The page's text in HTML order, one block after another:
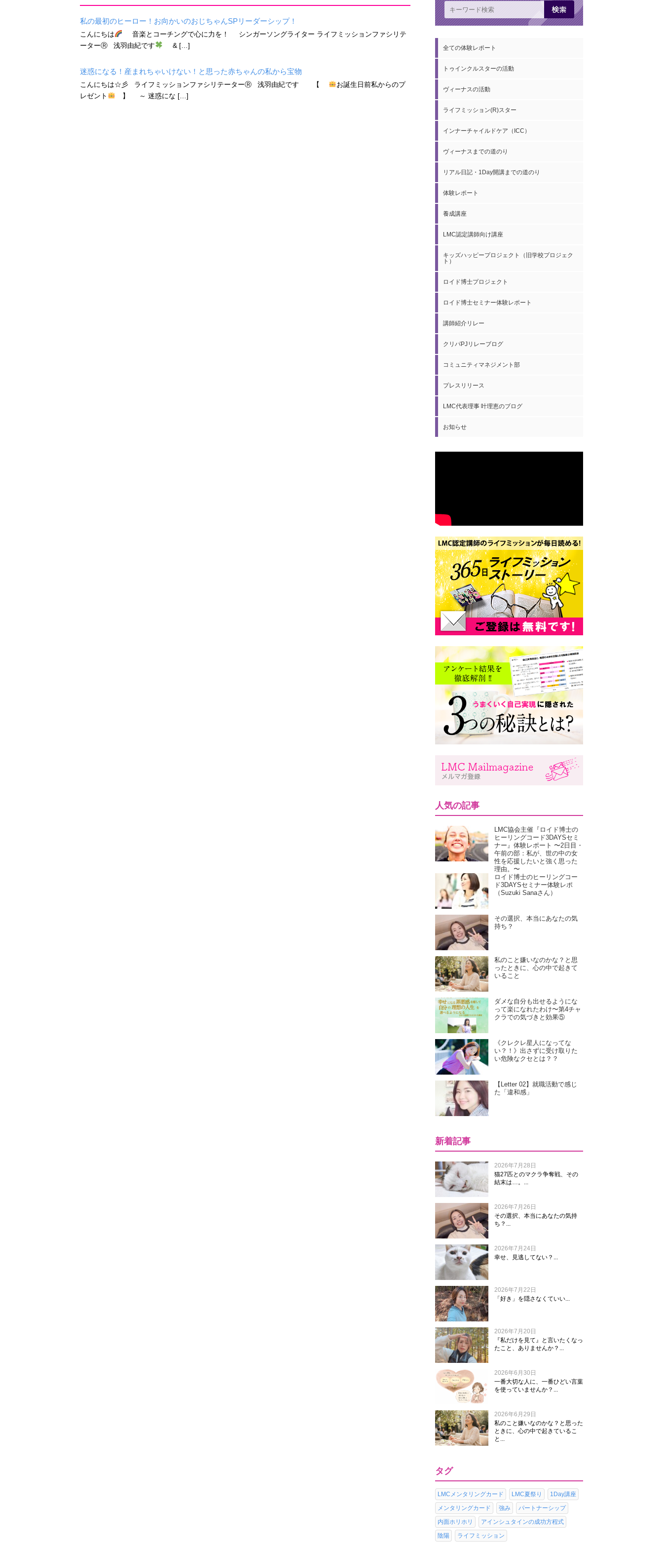
私の最初のヒーロー！お向かいのおじちゃんSPリーダーシップ！
こんにちは
音楽とコーチングで心に力を！ シンガーソングライター ライフミッションファシリテ
ーターⓇ 浅羽由紀です
& […]
迷惑になる！産まれちゃいけない！と思った赤ちゃんの私から宝物
こんにちは☆彡 ライフミッションファシリテーターⓇ 浅羽由紀です 【
お誕生日前私からのプ
レゼント
】 ～ 迷惑にな […]
全ての体験レポート
トゥインクルスターの活動
ヴィーナスの活動
ライフミッション(R)スター
インナーチャイルドケア（ICC）
ヴィーナスまでの道のり
リアル日記・1Day開講までの道のり
体験レポート
養成講座
LMC認定講師向け講座
キッズハッピープロジェクト（旧学校プロジェク
ト）
ロイド博士プロジェクト
ロイド博士セミナー体験レポート
講師紹介リレー
クリパPJリレーブログ
コミュニティマネジメント部
プレスリリース
LMC代表理事 叶理恵のブログ
お知らせ
人気の記事
LMC協会主催『ロイド博士の
ヒーリングコード3DAYSセミ
ナー』体験レポート 〜2日目・
午前の部：私が、世の中の女
性を応援したいと強く思った
理由。〜
ロイド博士のヒーリングコー
ド3DAYSセミナー体験レポ
（Suzuki Sanaさん）
その選択、本当にあなたの気
持ち？
私のこと嫌いなのかな？と思
ったときに、心の中で起きて
いること
ダメな自分も出せるようにな
って楽になれたわけ〜第4チャ
クラでの気づきと効果⑤
《クレクレ星人になってな
い？！》出さずに受け取りた
い危険なクセとは？？
【Letter 02】就職活動で感じ
た「違和感」
新着記事
2026年7月28日
猫27匹とのマクラ争奪戦、その
結末は…。...
2026年7月26日
その選択、本当にあなたの気持
ち？...
2026年7月24日
幸せ、見逃してない？...
2026年7月22日
「好き」を隠さなくていい...
2026年7月20日
『私だけを見て』と言いたくなっ
たこと、ありませんか？...
2026年6月30日
一番大切な人に、一番ひどい言葉
を使っていませんか？...
2026年6月29日
私のこと嫌いなのかな？と思った
ときに、心の中で起きているこ
と...
タグ
LMCメンタリングカード LMC夏祭り
1Day講座
メンタリングカード
強み
パートナーシップ
内面ホリホリ
アインシュタインの成功方程式
陰陽
ライフミッション